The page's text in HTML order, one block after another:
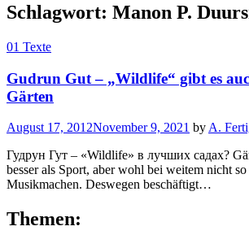
Schlagwort: Manon P.
01 Texte
Gudrun Gut – „Wildlife“ gibt es
Gärten
Posted
August 17, 2012November 9, 2021 by A.
Гудрун Гут – «Wildlife» в лучших садах?
besser als Sport, aber wohl bei weitem nicht
Musikmachen. Deswegen beschäftigt…
Themen: